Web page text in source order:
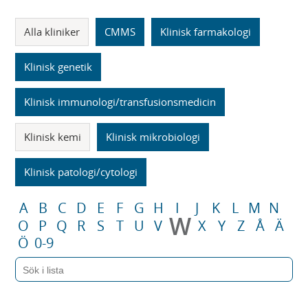
Alla kliniker CMMS Klinisk farmakologi
Klinisk genetik
Klinisk immunologi/transfusionsmedicin
Klinisk kemi Klinisk mikrobiologi
Klinisk patologi/cytologi
A B C D E F G H I J K L M N
O
P Q R S T U V W X Y Z Å Ä
Ö 0-9